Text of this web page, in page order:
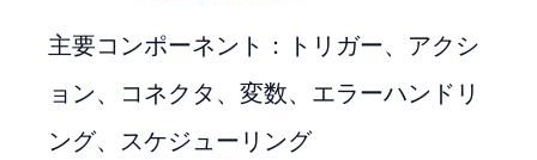
主要コンポーネント：トリガー、アクシ
ョン、コネクタ、変数、エラーハンドリ
ング、スケジューリング